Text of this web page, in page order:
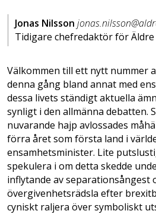
Jonas Nilsson
Tidigare chefredaktör för
Välkommen till ett nytt nummer
denna gång bland annat med
dessa livets ständigt aktuella
synligt i den allmänna debatten.
nuvarande hajp avlossades
förra året som första land i
ensamhetsminister. Lite
spekulera i om detta skedde
inflytande av separationsångest
övergivenhetsrädsla efter
cyniskt raljera över symboliskt